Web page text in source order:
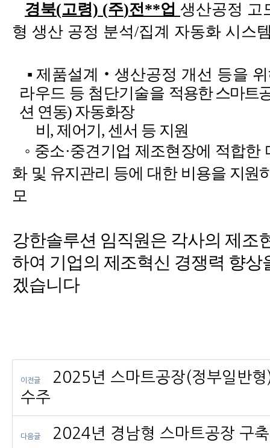
경북(고령) (주)전**업 생산공정 고
형 생산 공정 분석/집계 자동화 시스
▪ 제품설계 ‧ 생산공정 개선 등을
라우드 등 첨단기술을 적용한 스마트
션 연동) 자동화장
비 ,제어기 , 센서 등 지원
◦ 중소·중견기업 제조현장에 적합한
화 및 유지관리 등에 대한 비용을 지원
모
강한솔루션 임직원은 각사의 제조
하여 기업의 제조혁신 경쟁력 향
겠습니다
이전글
2025년 스마트공장(정부일반
수주
다음글 2024년 경남형 스마트공장 구